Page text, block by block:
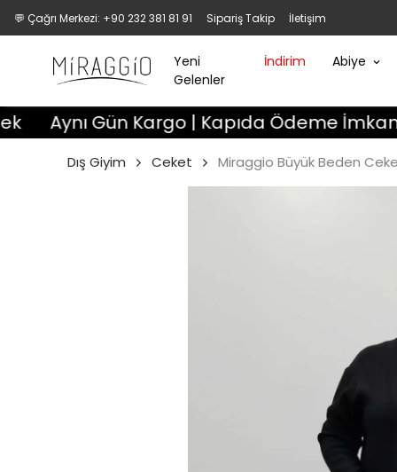
💬 Çağrı Merkezi: +90 232 381 81 91 Sipariş Takip İletişim
Yeni
Gelenler
İndirim Abiye
Gün Kargo | Kapıda Ödeme İmkanı | 3
Dış Giyim Ceket Miraggio Büyük Beden